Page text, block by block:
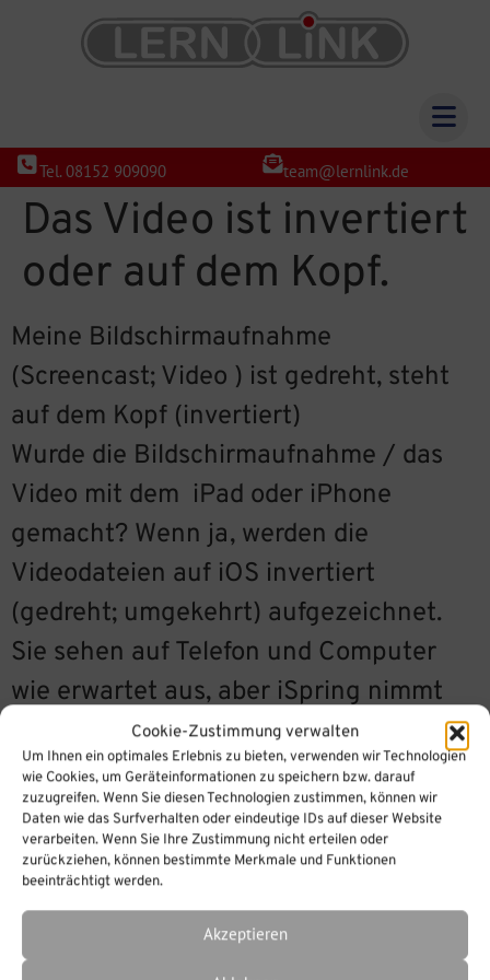
Cookie-Zustimmung verwalten
Um Ihnen ein optimales Erlebnis zu bieten, verwenden wir Technologien
wie Cookies, um Geräteinformationen zu speichern bzw. darauf
zuzugreifen. Wenn Sie diesen Technologien zustimmen, können wir
Daten wie das Surfverhalten oder eindeutige IDs auf dieser Website
verarbeiten. Wenn Sie Ihre Zustimmung nicht erteilen oder
zurückziehen, können bestimmte Merkmale und Funktionen
beeinträchtigt werden.
Akzeptieren
Tel. 08152 909090 team@lernlink.de
Das Video ist invertiert
oder auf dem Kopf.
Meine Bildschirmaufnahme
(Screencast; Video ) ist gedreht, steht
auf dem Kopf (invertiert)
Wurde die Bildschirmaufnahme / das
Video mit dem iPad oder iPhone
gemacht? Wenn ja, werden die
Videodateien auf iOS invertiert
(gedreht; umgekehrt) aufgezeichnet.
Sie sehen auf Telefon und Computer
wie erwartet aus, aber iSpring nimmt
die Originaldatei, die invertiert ist,
deshalb steht die Aufnahe in iSpring
falsch. Drehen Sie das Video mit Cam
Pro, in den Einstellungen und ändern
die Abmessungen